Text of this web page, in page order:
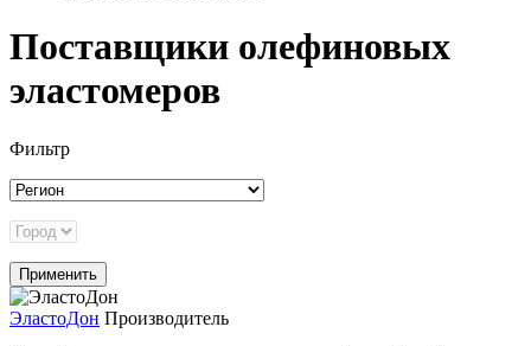
Поставщики олефиновых
эластомеров
Фильтр
ЭластоДон Производитель